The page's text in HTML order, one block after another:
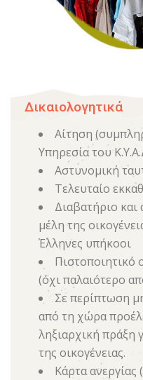
Δικαιολογητικά
Αίτηση
Υπηρεσία του
Αστυνομική
Τελευταίο
Διαβατήριο και
μέλη της
Έλληνες υπήκοοι
Πιστοποιητικό
(όχι παλαιότερο
Σε περίπτωση
από τη χώρα
ληξιαρχική πράξη
της οικογένειας.
Κάρτα